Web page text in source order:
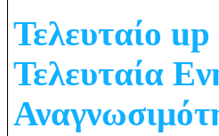
Τελευταίο
Τελευταία